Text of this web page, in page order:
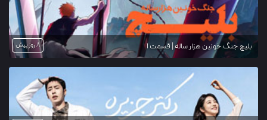
بلیچ جنگ خونین هزار ساله | قسمت 1 8 روز پیش